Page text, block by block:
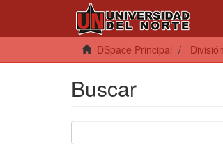
DSpace Principal
Buscar